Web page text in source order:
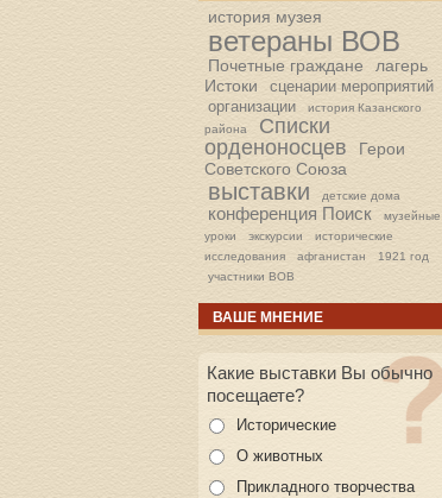
история музея
ветераны ВОВ
Почетные граждане
лагерь
Истоки
сценарии мероприятий
организации
история Казанского
района
Списки
орденоносцев
Герои
Советского Союза
выставки детские дома
конференция Поиск
музейные
уроки
экскурсии
исторические
исследования
афганистан
1921 год
участники ВОВ
ВАШЕ МНЕНИЕ
Какие выставки Вы обычно
посещаете?
Исторические
О животных
Прикладного творчества